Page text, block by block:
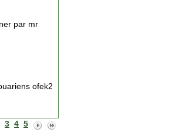
par mr
ofek2
3 4 5